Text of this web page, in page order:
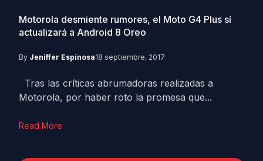
Motorola desmiente rumores, el Moto G4 Plus sí
actualizará a Android 8 Oreo
By Jeniffer Espinosa18 septiembre, 2017
Tras las críticas abrumadoras realizadas a
Motorola, por haber roto la promesa que...
Read More